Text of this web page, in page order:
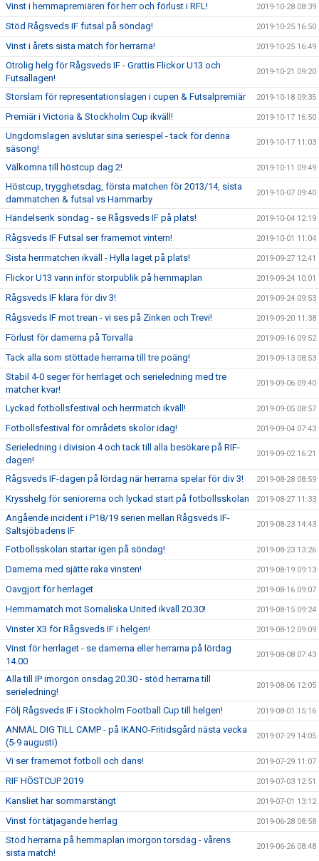
Vinst i hemmapremiären för herr och förlust i RFL! 2019-10-28 08:39
Stöd Rågsveds IF futsal på söndag! 2019-10-25 16:50
Vinst i årets sista match för herrarna! 2019-10-25 16:49
Otrolig helg för Rågsveds IF - Grattis Flickor U13 och
Futsallagen!
2019-10-21 09:20
Storslam för representationslagen i cupen & Futsalpremiär 2019-10-18 09:35
Premiär i Victoria & Stockholm Cup ikväll! 2019-10-17 16:50
Ungdomslagen avslutar sina seriespel - tack för denna
säsong!
2019-10-17 11:03
Välkomna till höstcup dag 2! 2019-10-11 09:49
Höstcup, trygghetsdag, första matchen för 2013/14, sista
dammatchen & futsal vs Hammarby
2019-10-07 09:40
Händelserik söndag - se Rågsveds IF på plats! 2019-10-04 12:19
Rågsveds IF Futsal ser framemot vintern! 2019-10-01 11:04
Sista herrmatchen ikväll - Hylla laget på plats! 2019-09-27 12:41
Flickor U13 vann inför storpublik på hemmaplan 2019-09-24 10:01
Rågsveds IF klara för div 3! 2019-09-24 09:53
Rågsveds IF mot trean - vi ses på Zinken och Trevi! 2019-09-20 11:38
Förlust för damerna på Torvalla 2019-09-16 09:52
Tack alla som stöttade herrarna till tre poäng! 2019-09-13 08:53
Stabil 4-0 seger för herrlaget och serieledning med tre
matcher kvar!
2019-09-06 09:40
Lyckad fotbollsfestival och herrmatch ikväll! 2019-09-05 08:57
Fotbollsfestival för områdets skolor idag! 2019-09-04 07:43
Serieledning i division 4 och tack till alla besökare på RIF-
dagen!
2019-09-02 16:21
Rågsveds IF-dagen på lördag när herrarna spelar för div 3! 2019-08-28 08:59
Krysshelg för seniorerna och lyckad start på fotbollsskolan 2019-08-27 11:33
Angående incident i P18/19 serien mellan Rågsveds IF-
Saltsjöbadens IF
2019-08-23 14:43
Fotbollsskolan startar igen på söndag! 2019-08-23 13:26
Damerna med sjätte raka vinsten! 2019-08-19 09:13
Oavgjort för herrlaget 2019-08-16 09:07
Hemmamatch mot Somaliska United ikväll 20.30! 2019-08-15 09:24
Vinster X3 för Rågsveds IF i helgen! 2019-08-12 09:09
Vinst för herrlaget - se damerna eller herrarna på lördag
14.00
2019-08-08 07:43
Alla till IP imorgon onsdag 20.30 - stöd herrarna till
serieledning!
2019-08-06 12:05
Följ Rågsveds IF i Stockholm Football Cup till helgen! 2019-08-01 15:16
ANMÄL DIG TILL CAMP - på IKANO-Fritidsgård nästa vecka
(5-9 augusti)
2019-07-29 14:05
Vi ser framemot fotboll och dans! 2019-07-29 11:07
RIF HÖSTCUP 2019 2019-07-03 12:51
Kansliet har sommarstängt 2019-07-01 13:12
Vinst för tätjagande herrlag 2019-06-28 08:58
Stöd herrarna på hemmaplan imorgon torsdag - vårens
sista match!
2019-06-26 08:48